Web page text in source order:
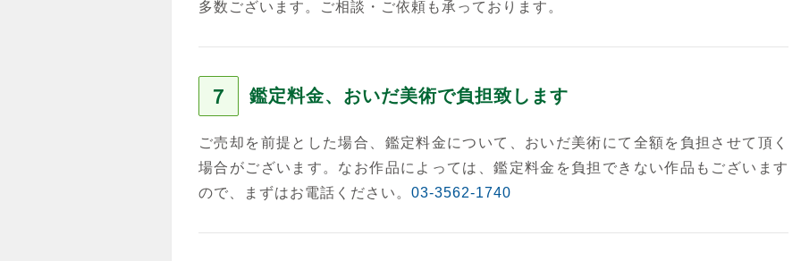
多数ございます。ご相談・ご依頼も承っております。
７ 鑑定料金、おいだ美術で負担致します
ご売却を前提とした場合、鑑定料金について、おいだ美術にて全額を負担させて頂く
場合がございます。なお作品によっては、鑑定料金を負担できない作品もございます
ので、まずはお電話ください。 03-3562-1740